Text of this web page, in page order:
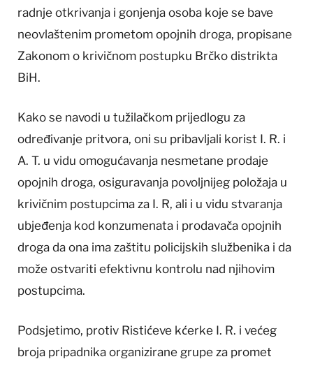
radnje otkrivanja i gonjenja osoba koje se bave
neovlaštenim prometom opojnih droga, propisane
Zakonom o krivičnom postupku Brčko distrikta
BiH.
Kako se navodi u tužilačkom prijedlogu za
određivanje pritvora, oni su pribavljali korist I. R. i
A. T. u vidu omogućavanja nesmetane prodaje
opojnih droga, osiguravanja povoljnijeg položaja u
krivičnim postupcima za I. R, ali i u vidu stvaranja
ubjeđenja kod konzumenata i prodavača opojnih
droga da ona ima zaštitu policijskih službenika i da
može ostvariti efektivnu kontrolu nad njihovim
postupcima.
Podsjetimo, protiv Ristićeve kćerke I. R. i većeg
broja pripadnika organizirane grupe za promet